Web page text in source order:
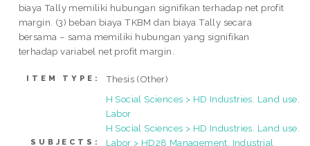
biaya Tally memiliki hubungan signifikan terhadap net profit
margin. (3) beban biaya TKBM dan biaya Tally secara
bersama – sama memiliki hubungan yang signifikan
terhadap variabel net profit margin.
ITEM TYPE: Thesis (Other)
SUBJECTS:
H Social Sciences > HD Industries. Land use.
Labor
H Social Sciences > HD Industries. Land use.
Labor > HD28 Management. Industrial